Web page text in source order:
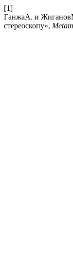
[1]
ГанжаА. и
стереоскопу»,